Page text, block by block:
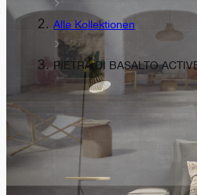
Alle Kollektionen
PIETRA DI BASALTO